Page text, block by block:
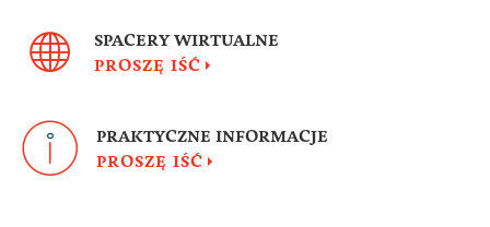
SPACERY WIRTUALNE
PROSZĘ IŚĆ
PRAKTYCZNE INFORMACJE
PROSZĘ IŚĆ